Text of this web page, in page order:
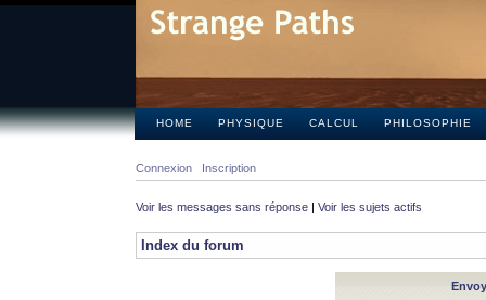
HOME PHYSIQUE CALCUL PHILOSOPHIE
Connexion Inscription
Voir les messages sans réponse | Voir les sujets actifs
Index du forum